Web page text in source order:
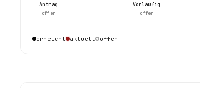
Antrag
offen
Vorläufig
offen
erreicht aktuell offen